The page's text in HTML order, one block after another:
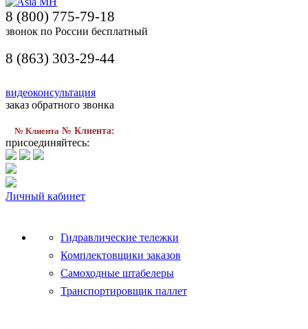
8 (800) 775-79-18
звонок по России бесплатный
8 (863) 303-29-44
видеоконсультация
заказ обратного звонка
№ Клиента № Клиента:
присоединяйтесь:
Личный кабинет
Гидравлические тележки
Комплектовщики заказов
Самоходные штабелеры
Транспортировщик паллет